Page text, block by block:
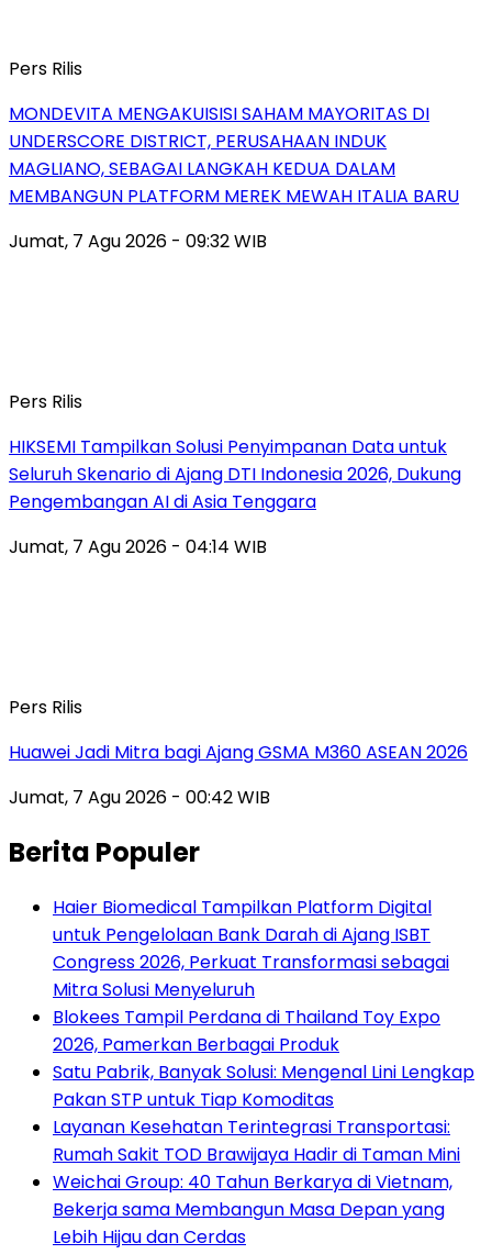
Pers Rilis
MONDEVITA MENGAKUISISI SAHAM MAYORITAS DI
UNDERSCORE DISTRICT, PERUSAHAAN INDUK
MAGLIANO, SEBAGAI LANGKAH KEDUA DALAM
MEMBANGUN PLATFORM MEREK MEWAH ITALIA BARU
Jumat, 7 Agu 2026 - 09:32 WIB
Pers Rilis
HIKSEMI Tampilkan Solusi Penyimpanan Data untuk
Seluruh Skenario di Ajang DTI Indonesia 2026, Dukung
Pengembangan AI di Asia Tenggara
Jumat, 7 Agu 2026 - 04:14 WIB
Pers Rilis
Huawei Jadi Mitra bagi Ajang GSMA M360 ASEAN 2026
Jumat, 7 Agu 2026 - 00:42 WIB
Berita Populer
Haier Biomedical Tampilkan Platform Digital
untuk Pengelolaan Bank Darah di Ajang ISBT
Congress 2026, Perkuat Transformasi sebagai
Mitra Solusi Menyeluruh
Blokees Tampil Perdana di Thailand Toy Expo
2026, Pamerkan Berbagai Produk
Satu Pabrik, Banyak Solusi: Mengenal Lini Lengkap
Pakan STP untuk Tiap Komoditas
Layanan Kesehatan Terintegrasi Transportasi:
Rumah Sakit TOD Brawijaya Hadir di Taman Mini
Weichai Group: 40 Tahun Berkarya di Vietnam,
Bekerja sama Membangun Masa Depan yang
Lebih Hijau dan Cerdas